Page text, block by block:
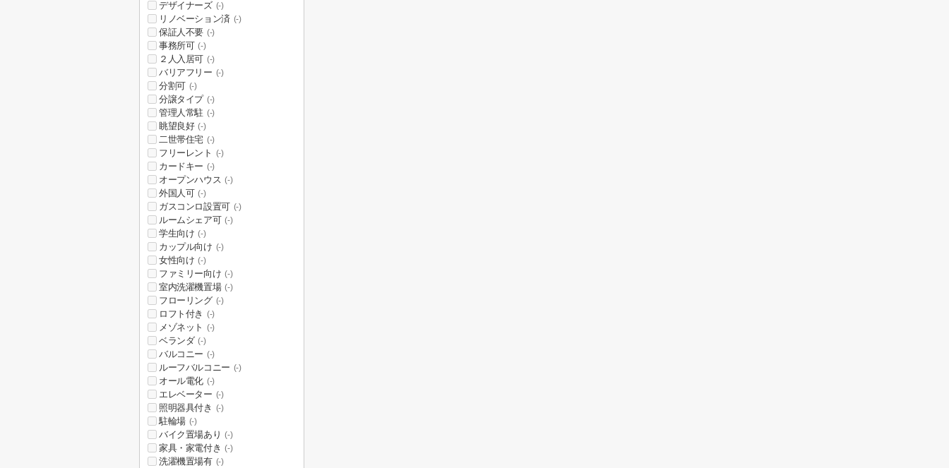
デザイナーズ (-)
リノベーション済 (-)
保証人不要 (-)
事務所可 (-)
２人入居可 (-)
バリアフリー (-)
分割可 (-)
分譲タイプ (-)
管理人常駐 (-)
眺望良好 (-)
二世帯住宅 (-)
フリーレント (-)
カードキー (-)
オープンハウス (-)
外国人可 (-)
ガスコンロ設置可 (-)
ルームシェア可 (-)
学生向け (-)
カップル向け (-)
女性向け (-)
ファミリー向け (-)
室内洗濯機置場 (-)
フローリング (-)
ロフト付き (-)
メゾネット (-)
ベランダ (-)
バルコニー (-)
ルーフバルコニー (-)
オール電化 (-)
エレベーター (-)
照明器具付き (-)
駐輪場 (-)
バイク置場あり (-)
家具・家電付き (-)
洗濯機置場有 (-)